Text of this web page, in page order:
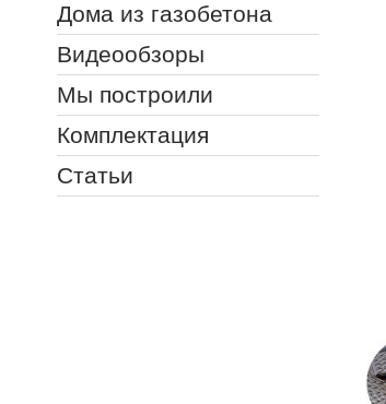
Дома из газобетона
Видеообзоры
Мы построили
Комплектация
Статьи